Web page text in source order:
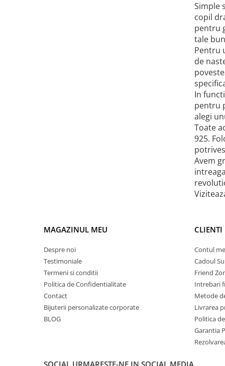
Simple
copil
pentru
tale
Pentru
de
In
pentru
alegi
Toate
925.
Avem
MAGAZINUL MEU
Despre noi
Testimoniale
Termeni si conditii
Politica de Confidentialitate
Contact
Bijuterii personalizate corporate
BLOG
CLIENTI
Contul
Cadoul
Friend
Intrebari
Metode
Livrarea
Politica
Garantia
SOCIAL URMARESTE-NE IN SOCIAL MEDIA